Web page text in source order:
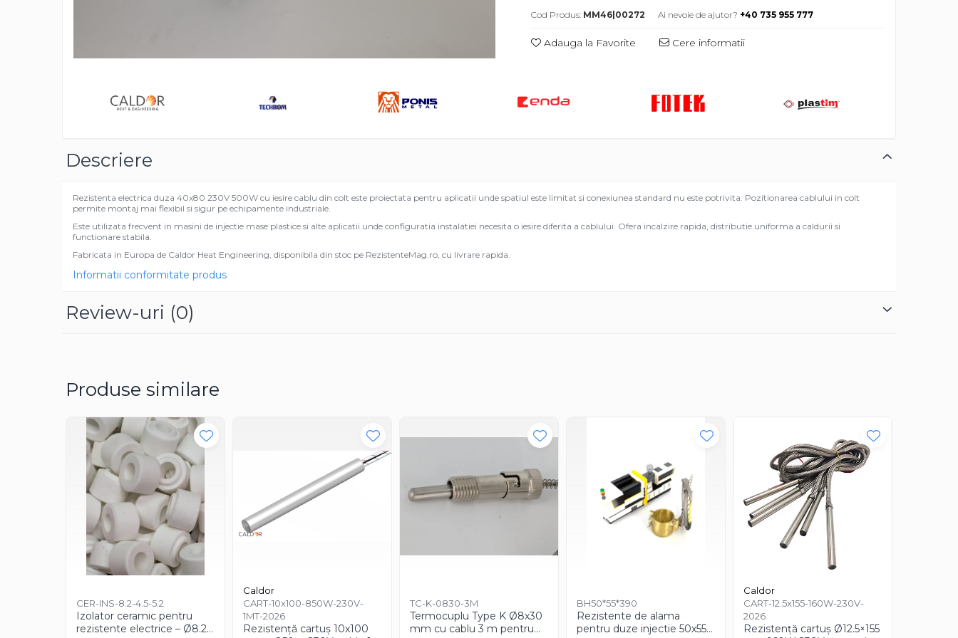
Rezistente Ceramice
Rezistentele tubulare flexibile
Rezistente electrice pentru uz
sau ceramice)
Lampile infrarosu
Incalzitor ceramic infrarosu
Rezistente electrice tubulare
Rezistenta masina de spalat vase
Rezistenta cu electric gratar
Rezistente electrice tubulara
Rezistenta cuptor
Mese de lucru metalice &
echipamente de atelier
Bancuri & mese de lucru pentru
Bancuri de lucru 1.5 Metru
Carucior de scule
Cod Produs: MM46|00272 Ai nevoie de ajutor? +40 735 955 777
Adauga la Favorite Cere informatii
Descriere
Rezistenta electrica duza 40x80 230V 500W cu iesire cablu din colt este proiectata pentru aplicatii unde spatiul este limitat si conexiunea standard nu este potrivita. Pozitionarea cablului in colt
permite montaj mai flexibil si sigur pe echipamente industriale.
Este utilizata frecvent in masini de injectie mase plastice si alte aplicatii unde configuratia instalatiei necesita o iesire diferita a cablului. Ofera incalzire rapida, distributie uniforma a caldurii si
functionare stabila.
Fabricata in Europa de Caldor Heat Engineering, disponibila din stoc pe RezistenteMag.ro, cu livrare rapida.
Informatii conformitate produs
Review-uri (0)
Produse similare
CER-INS-8.2-4.5-5.2
Izolator ceramic pentru
rezistente electrice – Ø8.2
Caldor
CART-10x100-850W-230V-
1MT-2026
Rezistență cartuș 10x100
TC-K-0830-3M
Termocuplu Type K Ø8x30
mm cu cablu 3 m pentru
BH50*55*390
Rezistente de alama
pentru duze injectie 50x55
Caldor
CART-12.5x155-160W-230V-
2026
Rezistență cartuș Ø12.5×155